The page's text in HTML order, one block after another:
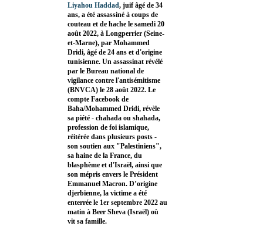
Liyahou Haddad, juif âgé de 34
ans, a été assassiné à coups de
couteau et de hache le samedi 20
août 2022, à Longperrier (Seine-
et-Marne), par Mohammed
Dridi, âgé de 24 ans et d'origine
tunisienne. Un assassinat révélé
par le Bureau national de
vigilance contre l'antisémitisme
(BNVCA) le 28 août 2022. Le
compte Facebook de
Baha/Mohammed Dridi, révèle
sa piété - chahada ou shahada,
profession de foi islamique,
réitérée dans plusieurs posts -
son soutien aux "Palestiniens",
sa haine de la France, du
blasphème et d'Israël, ainsi que
son mépris envers le Président
Emmanuel Macron. D’origine
djerbienne, la victime a été
enterrée le 1er septembre 2022 au
matin à Beer Sheva (Israël) où
vit sa famille.